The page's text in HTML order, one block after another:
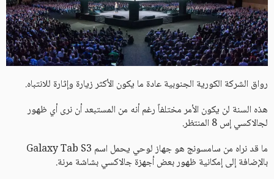
رواق الشركة الكورية الجنوبية عادة ما يكون الأكثر زيارة وإثارة للانتباه.
هذه السنة لن يكون الأمر مختلفاً رغم أنه من المستبعد أن نرى أي ظهور
لجالاكسي إس 8 المنتظر.
ما قد نراه من سامسونج هو جهاز لوحي يحمل اسم Galaxy Tab S3
بالإضافة إلى إمكانية ظهور بعض أجهزة جالاكسي بشاشة مرنة.